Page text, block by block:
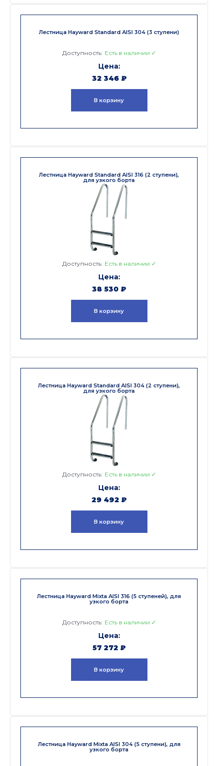
Лестница Hayward Standard AISI 304 (3 ступени)
Доступность: Есть в наличии ✓
32 346 ₽
В корзину
Лестница Hayward Standard AISI 316 (2 ступени),
для узкого борта
Доступность: Есть в наличии ✓
38 530 ₽
В корзину
Лестница Hayward Standard AISI 304 (2 ступени),
для узкого борта
Доступность: Есть в наличии ✓
29 492 ₽
В корзину
Лестница Hayward Mixta AISI 316 (5 ступеней), для
узкого борта
Доступность: Есть в наличии ✓
57 272 ₽
В корзину
Лестница Hayward Mixta AISI 304 (5 ступени), для
узкого борта